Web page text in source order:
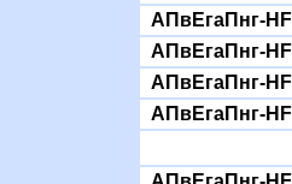
АПвЕгаПнг-
АПвЕгаПнг-
АПвЕгаПнг-
АПвЕгаПнг-